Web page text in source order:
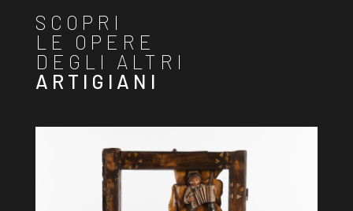
SCOPRI
LE OPERE
DEGLI ALTRI
ARTIGIANI